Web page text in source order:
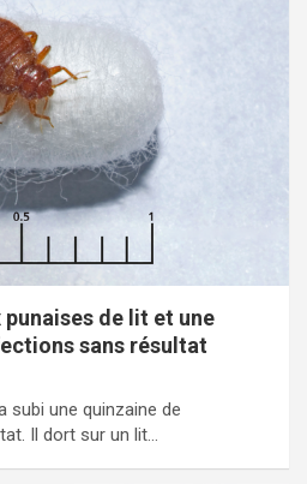
de lit et une
sans résultat
subi une quinzaine de
Il dort sur un lit…